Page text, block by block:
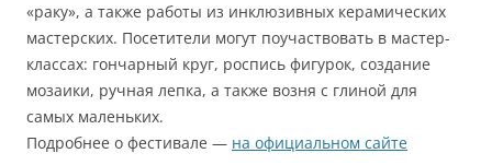
«раку», а также работы из инклюзивных керамических
мастерских. Посетители могут поучаствовать в мастер-
классах: гончарный круг, роспись фигурок, создание
мозаики, ручная лепка, а также возня с глиной для
самых маленьких.
Подробнее о фестивале — на официальном сайте